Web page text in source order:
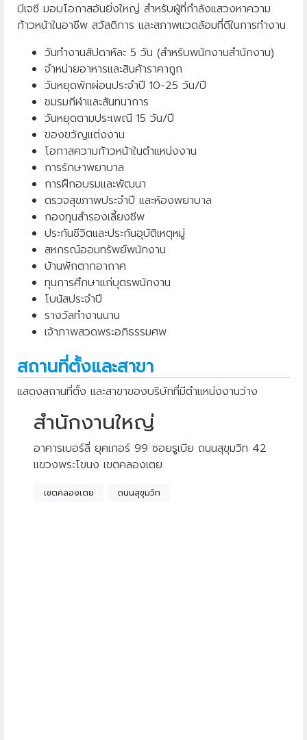
บีเจซี มอบโอกาสอันยิ่งใหญ่ สำหรับผู้ที่กำลังแสวงหาความ
ก้าวหน้าในอาชีพ สวัสดิการ และสภาพแวดล้อมที่ดีในการทำงาน
วันทำงานสัปดาห์ละ 5 วัน (สำหรับพนักงานสำนักงาน)
จำหน่ายอาหารและสินค้าราคาถูก
วันหยุดพักผ่อนประจำปี 10-25 วัน/ปี
ชมรมกีฬาและสันทนาการ
วันหยุดตามประเพณี 15 วัน/ปี
ของขวัญแต่งงาน
โอกาสความก้าวหน้าในตำแหน่งงาน
การรักษาพยาบาล
การฝึกอบรมและพัฒนา
ตรวจสุขภาพประจำปี และห้องพยาบาล
กองทุนสำรองเลี้ยงชีพ
ประกันชีวิตและประกันอุบัติเหตุหมู่
สหกรณ์ออมทรัพย์พนักงาน
บัานพักตากอากาศ
ทุนการศึกษาแก่บุตรพนักงาน
โบนัสประจำปี
รางวัลทำงานนาน
เจ้าภาพสวดพระอภิธรรมศพ
สถานที่ตั้งและสาขา
แสดงสถานที่ตั้ง และสาขาของบริษัทที่มีตำแหน่งงานว่าง
สำนักงานใหญ่
อาคารเบอร์ลี่ ยุคเกอร์ 99 ซอยรูเบีย ถนนสุขุมวิท 42
แขวงพระโขนง เขตคลองเตย
เขตคลองเตย ถนนสุขุมวิท